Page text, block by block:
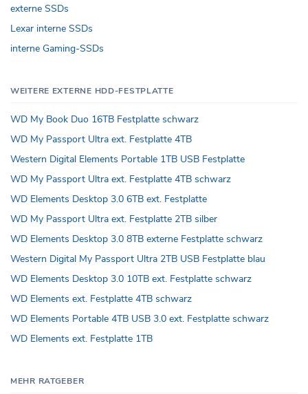
externe SSDs
Lexar interne SSDs
interne Gaming-SSDs
WEITERE EXTERNE HDD-FESTPLATTE
WD My Book Duo 16TB Festplatte schwarz
WD My Passport Ultra ext. Festplatte 4TB
Western Digital Elements Portable 1TB USB Festplatte
WD My Passport Ultra ext. Festplatte 4TB schwarz
WD Elements Desktop 3.0 6TB ext. Festplatte
WD My Passport Ultra ext. Festplatte 2TB silber
WD Elements Desktop 3.0 8TB externe Festplatte schwarz
Western Digital My Passport Ultra 2TB USB Festplatte blau
WD Elements Desktop 3.0 10TB ext. Festplatte schwarz
WD Elements ext. Festplatte 4TB schwarz
WD Elements Portable 4TB USB 3.0 ext. Festplatte schwarz
WD Elements ext. Festplatte 1TB
MEHR RATGEBER